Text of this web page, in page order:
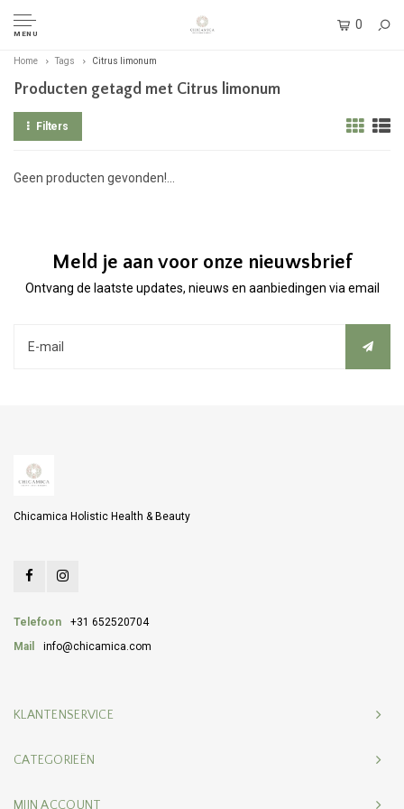
MENU
0
Home Tags Citrus limonum
Producten getagd met Citrus limonum
Filters
Geen producten gevonden!...
Meld je aan voor onze nieuwsbrief
Ontvang de laatste updates, nieuws en aanbiedingen via email
Chicamica Holistic Health & Beauty
Telefoon
+31 652520704
Mail
info@chicamica.com
KLANTENSERVICE
CATEGORIEËN
MIJN ACCOUNT